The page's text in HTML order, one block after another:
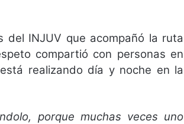
del INJUV que acompañó la ruta
compartió con personas en
realizando día y noche en la
porque muchas veces uno